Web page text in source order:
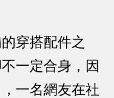
穿搭配件之
一定合身，因
一名網友在社